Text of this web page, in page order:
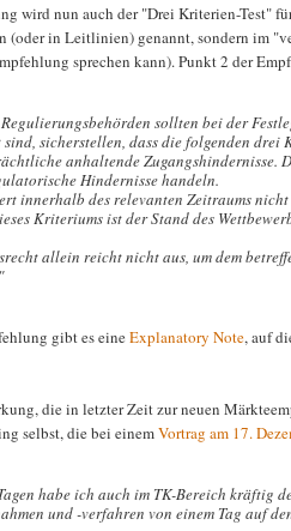
wird nun auch der "Drei Kriterien-Test"
(oder in Leitlinien) genannt, sondern im
sprechen kann). Punkt 2 der
sollten bei der
sicherstellen, dass die folgenden
anhaltende Zugangshindernisse.
Hindernisse handeln.
innerhalb des relevanten Zeitraums
Kriteriums ist der Stand des
allein reicht nicht aus, um dem
gibt es eineExplanatory Note, auf
die in letzter Zeit zur neuen
selbst, die bei einemVortrag am 17.
habe ich auch im TK-Bereich kräftig
und -verfahren von einem Tag auf